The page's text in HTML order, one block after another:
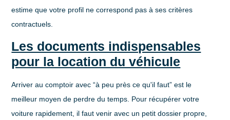
estime que votre profil ne correspond pas à ses critères
contractuels.
Les documents indispensables
pour la location du véhicule
Arriver au comptoir avec “à peu près ce qu'il faut” est le
meilleur moyen de perdre du temps. Pour récupérer votre
voiture rapidement, il faut venir avec un petit dossier propre,